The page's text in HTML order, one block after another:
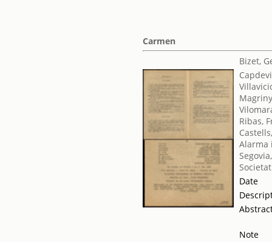
Carmen
Bizet,
Ribas,
Alarma
Date
Note